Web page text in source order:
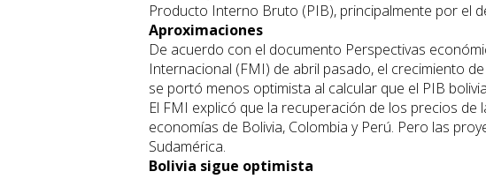
Producto Interno Bruto (PIB), principalmente por el
Aproximaciones
De acuerdo con el documento Perspectivas
Internacional (FMI) de abril pasado, el crecimiento
se portó menos optimista al calcular que el PIB
El FMI explicó que la recuperación de los precios
economías de Bolivia, Colombia y Perú. Pero las
Sudamérica.
Bolivia sigue optimista